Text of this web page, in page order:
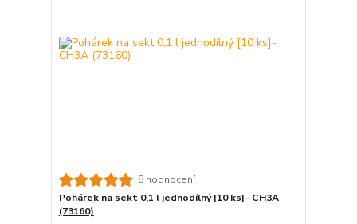
8 hodnocení
Pohárek na sekt 0,1 l jednodílný [10 ks]- CH3A
(73160)